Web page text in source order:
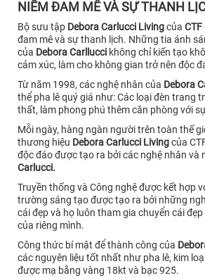
NIỀM ĐAM MÊ VÀ SỰ THANH
Bộ sưu tập Debora Carlucci Livingcủa CTF
đam mê và sự thanh lịch. Những tia ánh
của Debora Carllucci không chỉ kiến tạo
cảm xúc, làm cho không gian trở nên độc
Từ năm 1998, các nghệ nhân của Debora
thể pha lê quý giá như: Các loại đèn trang
thất, làm phong phú thêm căn phòng với
Mỗi ngày, hàng ngàn người trên toàn thế
thương hiệu Debora Carlucci Livingcủa
độc đáo được tạo ra bởi các nghệ nhân và
Carlucci.
Truyền thống và Công nghệ được kết hợp
trường sáng tạo được tạo ra bởi những
cái đẹp và họ luôn tham gia chuyển cái
của riêng mình.
Công thức bí mật để thành công của
các nguyên liệu tốt nhất như pha lê, kim
được mạ bằng vàng 18kt và bạc 925.